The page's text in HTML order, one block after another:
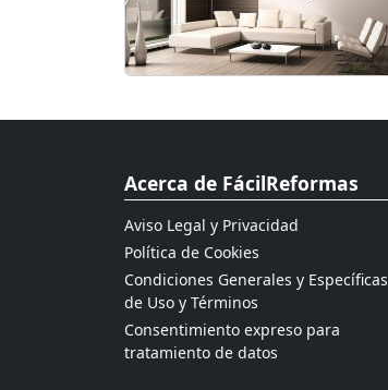
Acerca de FácilReformas
Aviso Legal y Privacidad
Política de Cookies
Condiciones Generales y Específicas
de Uso y Términos
Consentimiento expreso para
tratamiento de datos